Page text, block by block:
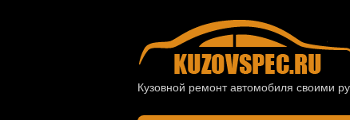
Кузовной ремонт автомобиля своими